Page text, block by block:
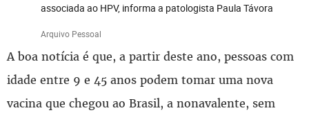
associada ao HPV, informa a patologista Paula Távora
Arquivo Pessoal
A boa notícia é que, a partir deste ano, pessoas com
idade entre 9 e 45 anos podem tomar uma nova
vacina que chegou ao Brasil, a nonavalente, sem